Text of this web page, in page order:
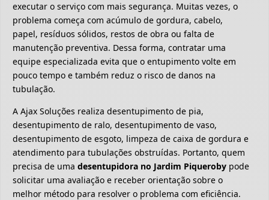
executar o serviço com mais segurança. Muitas vezes, o
problema começa com acúmulo de gordura, cabelo,
papel, resíduos sólidos, restos de obra ou falta de
manutenção preventiva. Dessa forma, contratar uma
equipe especializada evita que o entupimento volte em
pouco tempo e também reduz o risco de danos na
tubulação.
A Ajax Soluções realiza desentupimento de pia,
desentupimento de ralo, desentupimento de vaso,
desentupimento de esgoto, limpeza de caixa de gordura e
atendimento para tubulações obstruídas. Portanto, quem
precisa de uma desentupidora no Jardim Piqueroby pode
solicitar uma avaliação e receber orientação sobre o
melhor método para resolver o problema com eficiência.